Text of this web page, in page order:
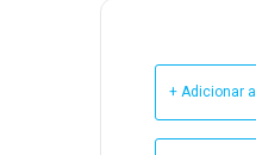
+ Adicionar